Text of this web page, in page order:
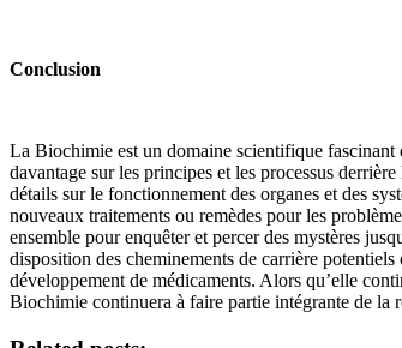
Conclusion
La Biochimie est un domaine scientifique
davantage sur les principes et les processus
détails sur le fonctionnement des organes et des
nouveaux traitements ou remèdes pour les
ensemble pour enquêter et percer des mystères
disposition des cheminements de carrière
développement de médicaments. Alors qu’elle
Biochimie continuera à faire partie intégrante de la